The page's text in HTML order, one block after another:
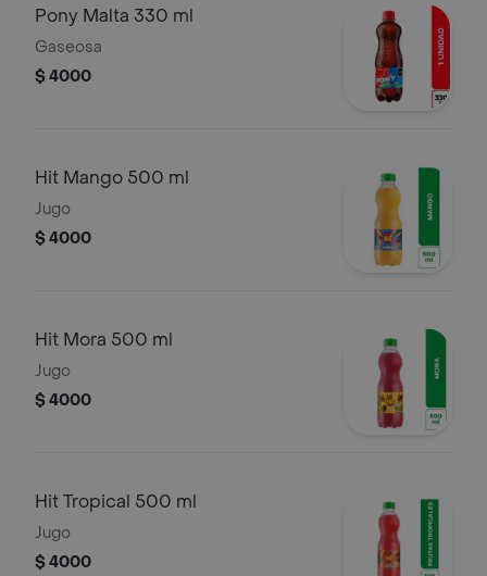
Pony Malta 330 ml
Gaseosa
$ 4000
Hit Mango 500 ml
Jugo
$ 4000
Hit Mora 500 ml
Jugo
$ 4000
Hit Tropical 500 ml
Jugo
$ 4000